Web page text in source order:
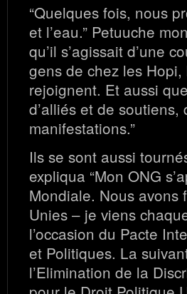
“Quelques fois, nous
et l’eau.” Petuuche
qu’il s’agissait d’une
gens de chez les
rejoignent. Et aussi
d’alliés et de
manifestations.”
Ils se sont aussi
expliqua “Mon ONG
Mondiale. Nous avons
Unies – je viens
l’occasion du Pacte
et Politiques. La
l’Elimination de la